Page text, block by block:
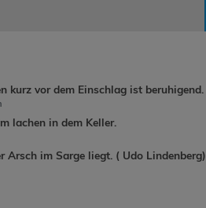
rene90hat
kurz vor dem Einschlag ist beruhigend.
lachen in dem Keller.
Arsch im Sarge liegt. ( Udo Lindenberg)